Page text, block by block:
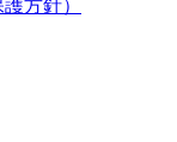
方針）